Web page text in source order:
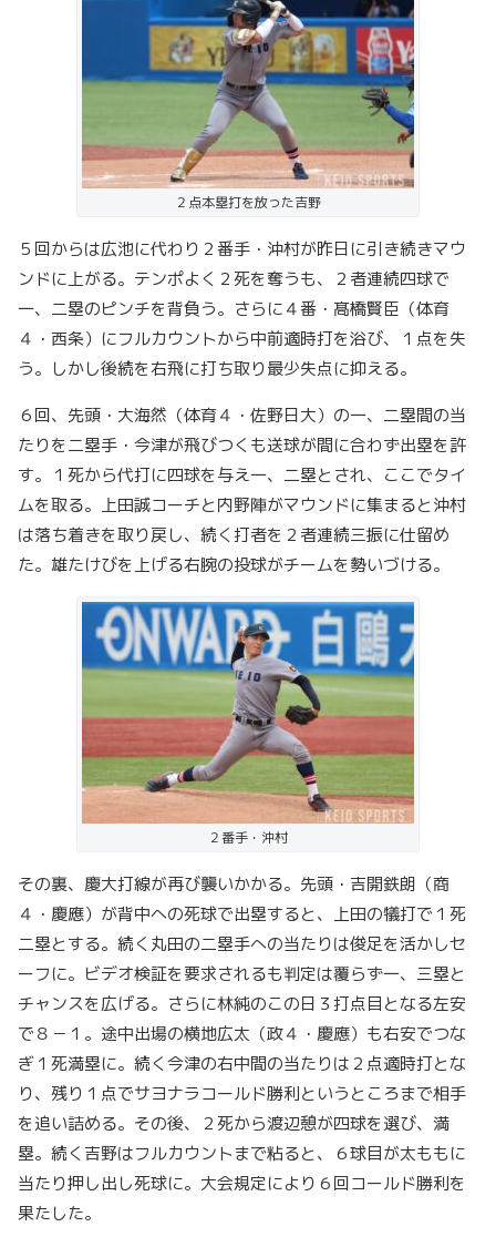
２点本塁打を放った吉野
５回からは広池に代わり２番手・沖村が昨日に引き続きマウ
ンドに上がる。テンポよく２死を奪うも、２者連続四球で
一、二塁のピンチを背負う。さらに４番・髙橋賢臣（体育
４・西条）にフルカウントから中前適時打を浴び、１点を失
う。しかし後続を右飛に打ち取り最少失点に抑える。
６回、先頭・大海然（体育４・佐野日大）の一、二塁間の当
たりを二塁手・今津が飛びつくも送球が間に合わず出塁を許
す。１死から代打に四球を与え一、二塁とされ、ここでタイ
ムを取る。上田誠コーチと内野陣がマウンドに集まると沖村
は落ち着きを取り戻し、続く打者を２者連続三振に仕留め
た。雄たけびを上げる右腕の投球がチームを勢いづける。
２番手・沖村
その裏、慶大打線が再び襲いかかる。先頭・吉開鉄朗（商
４・慶應）が背中への死球で出塁すると、上田の犠打で１死
二塁とする。続く丸田の二塁手への当たりは俊足を活かしセ
ーフに。ビデオ検証を要求されるも判定は覆らず一、三塁と
チャンスを広げる。さらに林純のこの日３打点目となる左安
で８－１。途中出場の横地広太（政４・慶應）も右安でつな
ぎ１死満塁に。続く今津の右中間の当たりは２点適時打とな
り、残り１点でサヨナラコールド勝利というところまで相手
を追い詰める。その後、２死から渡辺憩が四球を選び、満
塁。続く吉野はフルカウントまで粘ると、６球目が太ももに
当たり押し出し死球に。大会規定により６回コールド勝利を
果たした。